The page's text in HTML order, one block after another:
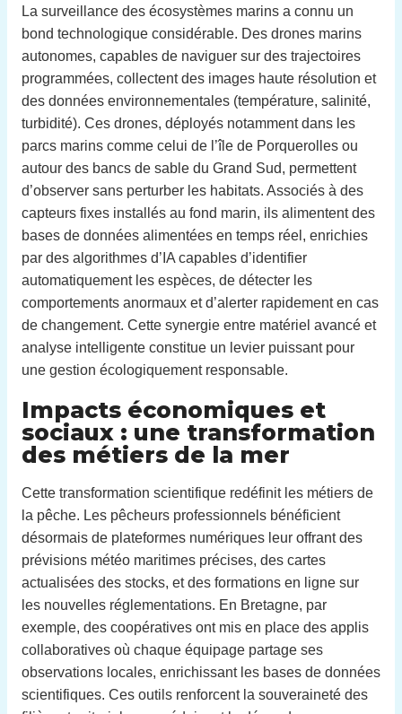
La surveillance des écosystèmes marins a connu un
bond technologique considérable. Des drones marins
autonomes, capables de naviguer sur des trajectoires
programmées, collectent des images haute résolution et
des données environnementales (température, salinité,
turbidité). Ces drones, déployés notamment dans les
parcs marins comme celui de l’île de Porquerolles ou
autour des bancs de sable du Grand Sud, permettent
d’observer sans perturber les habitats. Associés à des
capteurs fixes installés au fond marin, ils alimentent des
bases de données alimentées en temps réel, enrichies
par des algorithmes d’IA capables d’identifier
automatiquement les espèces, de détecter les
comportements anormaux et d’alerter rapidement en cas
de changement. Cette synergie entre matériel avancé et
analyse intelligente constitue un levier puissant pour
une gestion écologiquement responsable.
Impacts économiques et
sociaux : une transformation
des métiers de la mer
Cette transformation scientifique redéfinit les métiers de
la pêche. Les pêcheurs professionnels bénéficient
désormais de plateformes numériques leur offrant des
prévisions météo maritimes précises, des cartes
actualisées des stocks, et des formations en ligne sur
les nouvelles réglementations. En Bretagne, par
exemple, des coopératives ont mis en place des applis
collaboratives où chaque équipage partage ses
observations locales, enrichissant les bases de données
scientifiques. Ces outils renforcent la souveraineté des